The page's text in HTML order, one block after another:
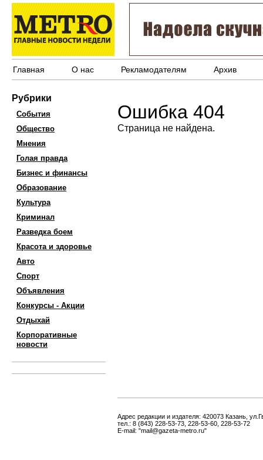
Главная О нас Рекламодателям Архив
Рубрики
События
Общество
Мнения
Голая правда
Бизнес и финансы
Образование
Культура
Криминал
Разведка боем
Красота и здоровье
Авто
Спорт
Объявления
Конкурсы - Акции
Отдыхай
Корпоративные
новости
Ошибка 404
Страница не найдена.
Адрес редакции и издателя: 420073 Казань,
тел.: 8 (843) 228-53-73, 228-53-60, 228-53-72
E-mail: "mail@gazeta-metro.ru"